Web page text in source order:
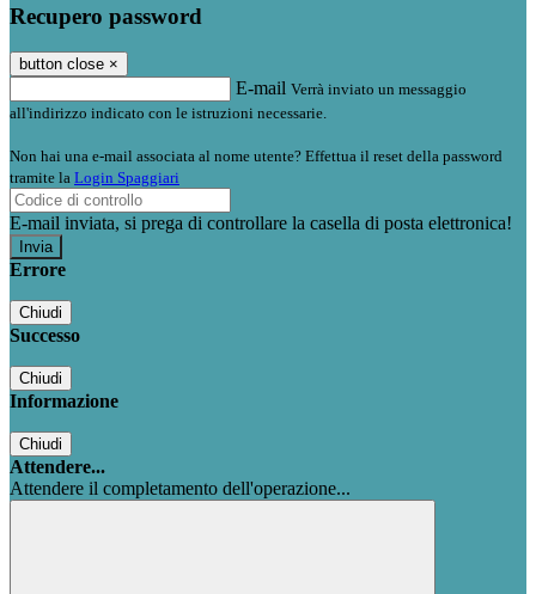
Recupero password
button close ×
E-mail Verrà inviato un messaggio
all'indirizzo indicato con le istruzioni necessarie.
Non hai una e-mail associata al nome utente? Effettua il reset della password
tramite la Login Spaggiari
E-mail inviata, si prega di controllare la casella di posta elettronica!
Errore
Chiudi
Successo
Chiudi
Informazione
Chiudi
Attendere...
Attendere il completamento dell'operazione...